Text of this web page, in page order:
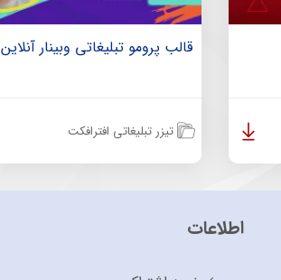
قالب پرومو تبلیغاتی وبینار آنلاین
تیزر تبلیغاتی افترافکت
اطلاعات